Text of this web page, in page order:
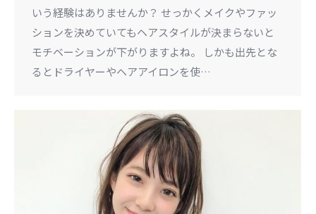
いう経験はありませんか？ せっかくメイクやファッ
ションを決めていてもヘアスタイルが決まらないと
モチベーションが下がりますよね。 しかも出先とな
るとドライヤーやヘアアイロンを使…